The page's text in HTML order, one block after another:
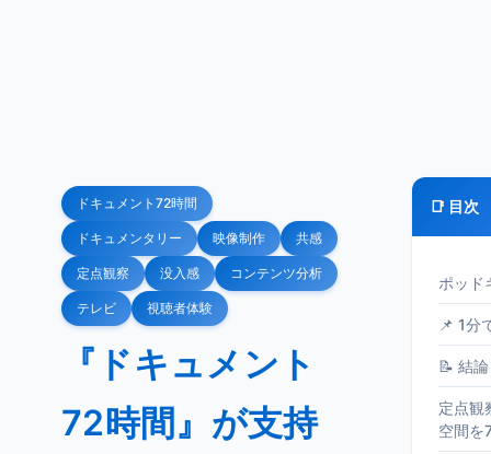
ドキュメント72時間
ドキュメンタリー 映像制作 共感
定点観察 没入感 コンテンツ分析
テレビ 視聴者体験
『ドキュメント
72時間』が支持
📑 目次
ポッド
📌 1分
📝 結論
定点観
空間を